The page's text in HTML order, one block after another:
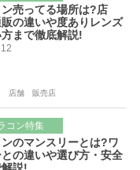
売ってる場所は?店
の違いや度ありレンズ
まで徹底解説!
店舗 販売店
コン特集
のマンスリーとは?ワ
との違いや選び方・安全